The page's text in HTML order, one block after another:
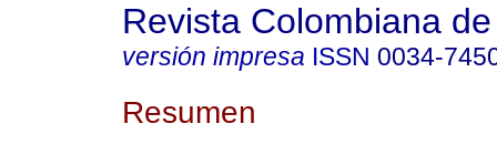
Revista Colombiana
versión impresa ISSN 0034-
Resumen